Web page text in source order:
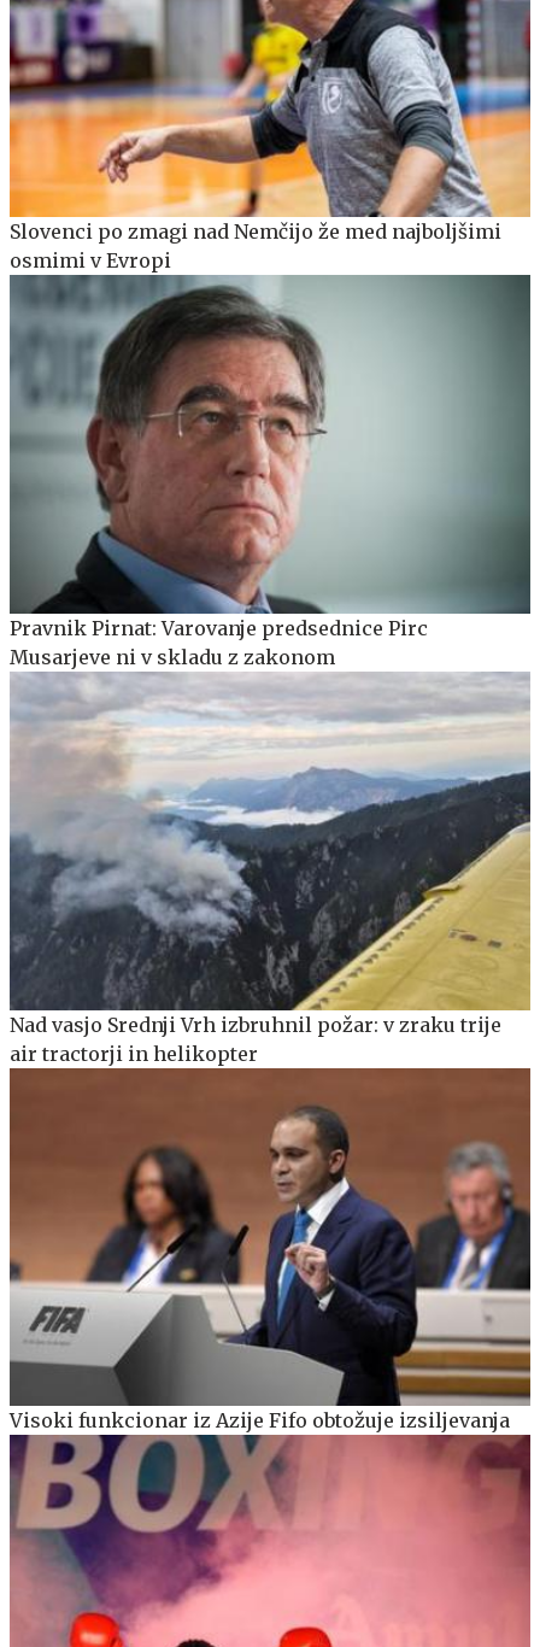
Slovenci po zmagi nad Nemčijo že med najboljšimi
osmimi v Evropi
Pravnik Pirnat: Varovanje predsednice Pirc
Musarjeve ni v skladu z zakonom
Nad vasjo Srednji Vrh izbruhnil požar: v zraku trije
air tractorji in helikopter
Visoki funkcionar iz Azije Fifo obtožuje izsiljevanja